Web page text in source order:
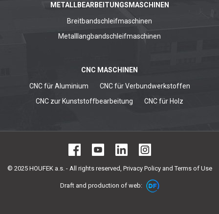
METALLBEARBEITUNGSMASCHINEN
Breitbandschleifmaschinen
Metalllangbandschleifmaschinen
CNC MASCHINEN
CNC für Aluminium
CNC für Verbundwerkstoffen
CNC zur Kunststoffbearbeitung
CNC für Holz
© 2025 HOUFEK a.s. - All rights reserved, Privacy Policy and Terms of Use
Draft and production of web: